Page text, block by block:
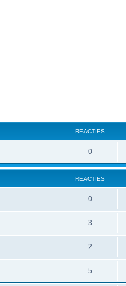
REACTIES
0
REACTIES
0
3
2
5